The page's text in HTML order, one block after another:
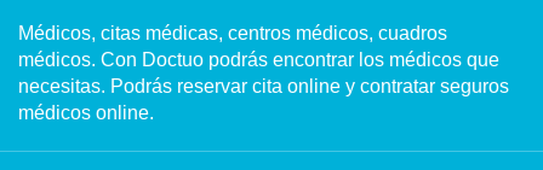
Médicos, citas médicas, centros médicos, cuadros
médicos. Con Doctuo podrás encontrar los médicos que
necesitas. Podrás reservar cita online y contratar seguros
médicos online.